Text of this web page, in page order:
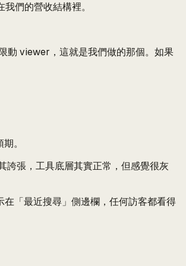
們的營收結構裡。
動 viewer，這就是我們做的那個。如果
。
誇張，工具底層其實正常，但感覺很灰
「最近搜尋」側邊欄，任何訪客都看得